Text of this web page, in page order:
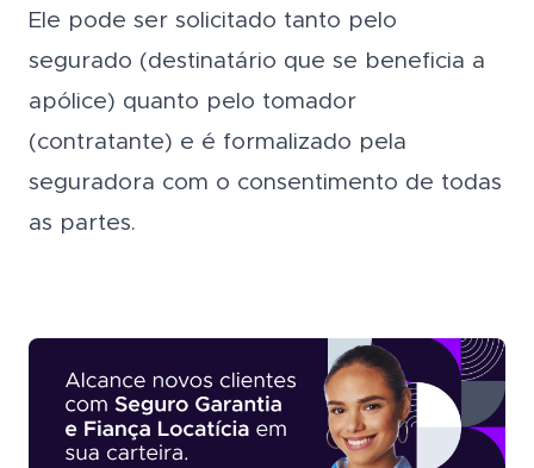
Ele pode ser solicitado tanto pelo
segurado (destinatário que se beneficia a
apólice) quanto pelo tomador
(contratante) e é formalizado pela
seguradora com o consentimento de todas
as partes.